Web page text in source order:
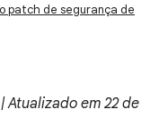
patch de segurança de
Atualizado em 22 de